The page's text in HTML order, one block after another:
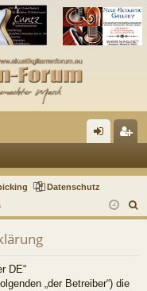
m ist
rie
Datenschutz
u
DE“
„der Betreiber“) die